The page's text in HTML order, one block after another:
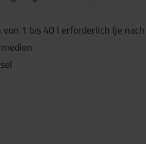
1 bis 40 l erforderlich (je